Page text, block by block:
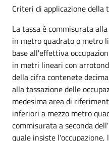
Criteri di applicazione della
La tassa è commisurata
in metro quadrato o metro
base all'effettiva
in metri lineari con
della cifra contenete
alla tassazione delle
medesima area di
inferiori a mezzo metro
commisurata a seconda
quale insiste l'occupazione,